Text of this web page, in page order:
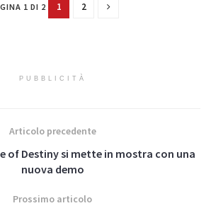
1 DI 2 1 2
PUBBLICITÀ
Articolo precedente
of Destiny si mette in mostra con una
nuova demo
Prossimo articolo